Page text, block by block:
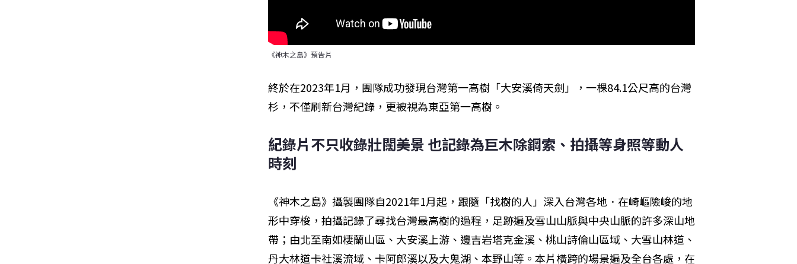
《神木之島》預告片
終於在2023年1月，團隊成功發現台灣第一高樹「大安溪倚天劍」，一棵84.1公尺高的台灣
杉，不僅刷新台灣紀錄，更被視為東亞第一高樹。
紀錄片不只收錄壯闊美景 也記錄為巨木除鋼索、拍攝等身照等動人
時刻
《神木之島》攝製團隊自2021年1月起，跟隨「找樹的人」深入台灣各地．在崎嶇險峻的地
形中穿梭，拍攝記錄了尋找台灣最高樹的過程，足跡遍及雪山山脈與中央山脈的許多深山地
帶；由北至南如棲蘭山區、大安溪上游、邊吉岩塔克金溪、桃山詩倫山區域、大雪山林道、
丹大林道卡社溪流域、卡阿郎溪以及大鬼湖、本野山等。本片橫跨的場景遍及全台各處，在